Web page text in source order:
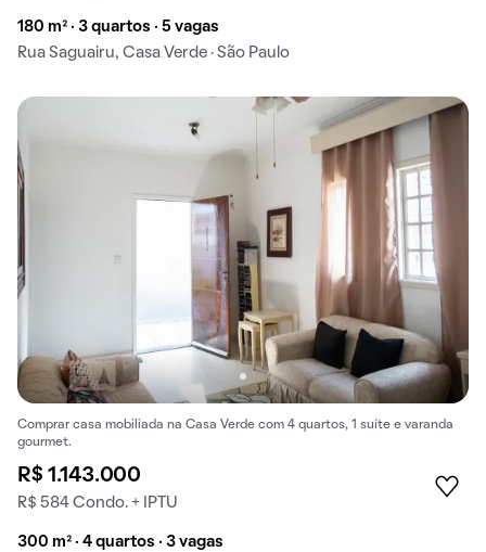
180 m² · 3 quartos · 5 vagas
Rua Saguairu, Casa Verde · São Paulo
Comprar casa mobiliada na Casa Verde com 4 quartos, 1 suíte e varanda
gourmet.
R$ 1.143.000
R$ 584 Condo. + IPTU
300 m² · 4 quartos · 3 vagas